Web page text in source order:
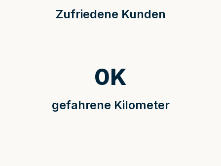
Zufriedene Kunden
gefahrene Kilometer
0K